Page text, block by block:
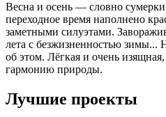
Весна и осень — словно
переходное время наполнено
заметными силуэтами.
лета с безжизненностью зимы...
об этом. Лёгкая и очень
гармонию природы.
Лучшие проекты